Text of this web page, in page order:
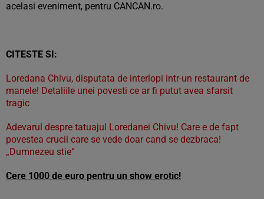
acelasi eveniment, pentru CANCAN.ro.
CITESTE SI:
Loredana Chivu, disputata de interlopi intr-un restaurant de
manele! Detaliile unei povesti ce ar fi putut avea sfarsit
tragic
Adevarul despre tatuajul Loredanei Chivu! Care e de fapt
povestea crucii care se vede doar cand se dezbraca!
„Dumnezeu stie”
Cere 1000 de euro pentru un show erotic!